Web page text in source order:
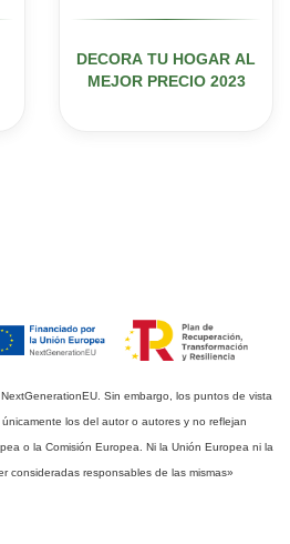
DECORA TU HOGAR AL
MEJOR PRECIO 2023
Sin embargo, los puntos de vista
los del autor o autores y no reflejan
o la Comisión Europea. Ni la Unión Europea ni la
consideradas responsables de las mismas»